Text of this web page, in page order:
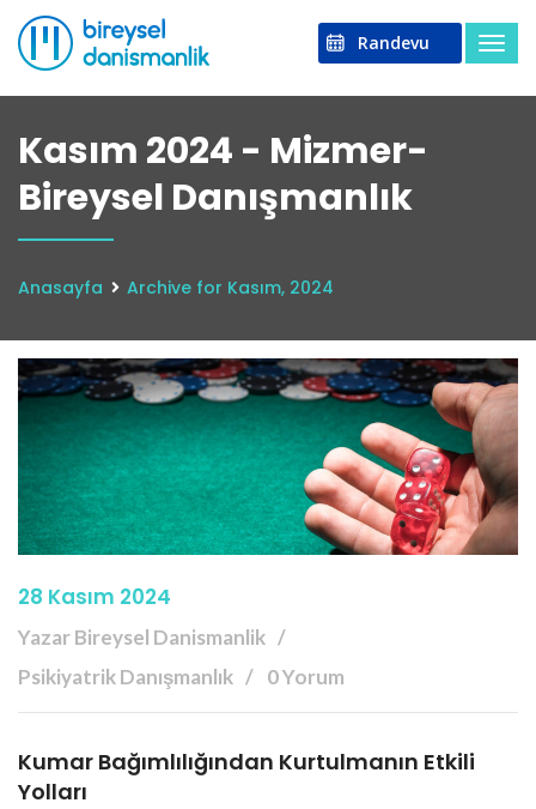
Randevu
Kasım 2024 - Mizmer-
Bireysel Danışmanlık
Anasayfa Archive for Kasım, 2024
28 Kasım 2024
Yazar Bireysel Danismanlik
Psikiyatrik Danışmanlık
0 Yorum
Kumar Bağımlılığından Kurtulmanın Etkili
Yolları